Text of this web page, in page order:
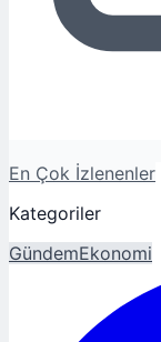
En Çok İzlenenler
Kategoriler
GündemEkonomi